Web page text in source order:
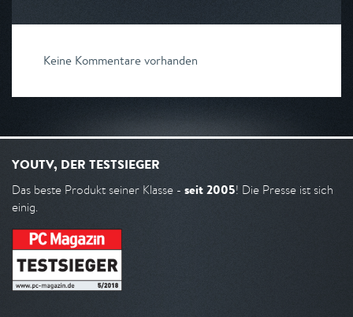
Keine Kommentare vorhanden
YOUTV, DER TESTSIEGER
Das beste Produkt seiner Klasse - seit 2005! Die Presse ist sich
einig.